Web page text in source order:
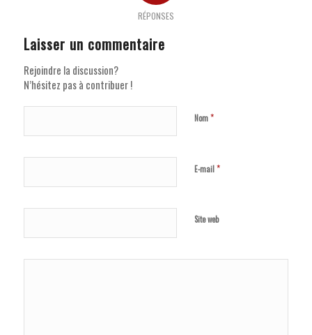
RÉPONSES
Laisser un commentaire
Rejoindre la discussion?
N’hésitez pas à contribuer !
Nom*
E-mail*
Site web